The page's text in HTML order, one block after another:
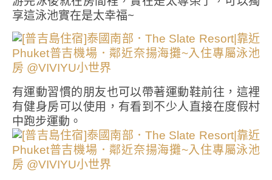
享這泳池實在是太幸福~
有運動習慣的朋友也可以帶著運動鞋前往，這裡
有健身房可以使用，有看到不少人直接在度假村
中跑步運動。